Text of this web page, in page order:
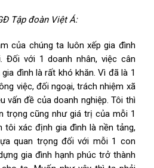
Tập đoàn Việt Á:
của chúng ta luôn xếp gia đình
Đối với 1 doanh nhân, việc cân
đình là rất khó khăn. Vì đã là 1
việc, đối ngoại, trách nhiệm xã
vấn đề của doanh nghiệp. Tôi thì
trọng cũng như giá trị của mỗi 1
tôi xác định gia đình là nền tảng,
quan trọng đối với mỗi 1 con
gia đình hạnh phúc trở thành